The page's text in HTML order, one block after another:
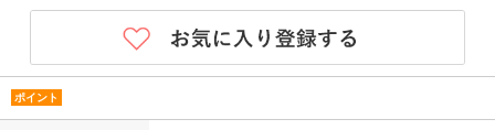
ポイント